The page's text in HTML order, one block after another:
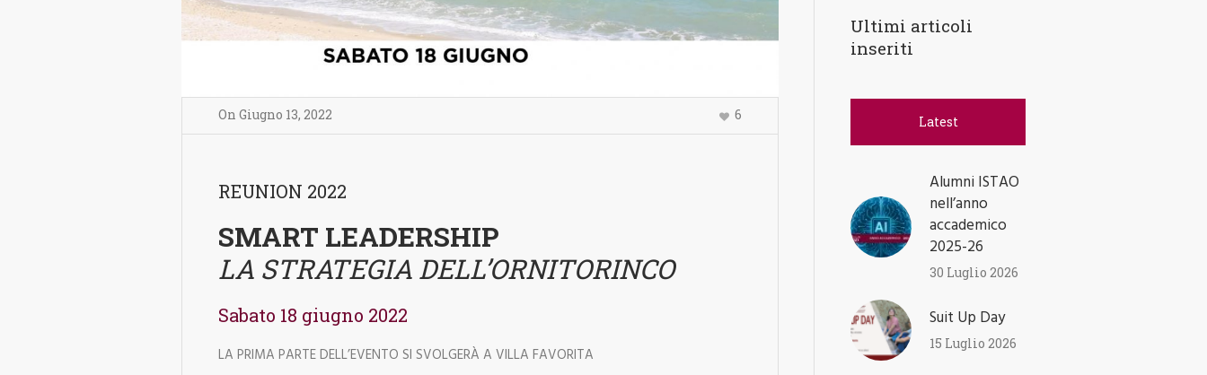
On Giugno 13, 2022 6
REUNION 2022
SMART LEADERSHIP
LA STRATEGIA DELL’ORNITORINCO
Sabato 18 giugno 2022
LA PRIMA PARTE DELL’EVENTO SI SVOLGERÀ A VILLA FAVORITA
Ultimi articoli
inseriti
Latest
Alumni ISTAO
nell’anno
accademico
2025-26
30 Luglio 2026
Suit Up Day
15 Luglio 2026